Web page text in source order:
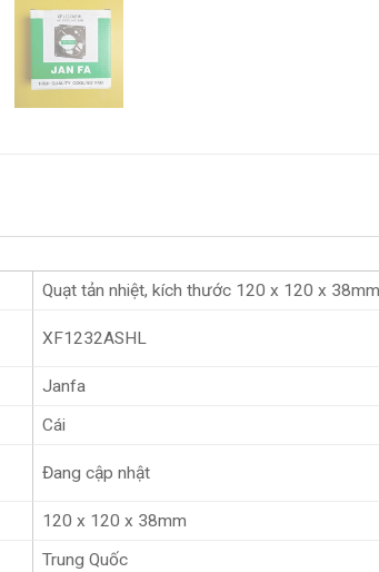
Quạt tản nhiệt, kích thước 120 x 120 x
XF1232ASHL
Janfa
Cái
Đang cập nhật
120 x 120 x 38mm
Trung Quốc